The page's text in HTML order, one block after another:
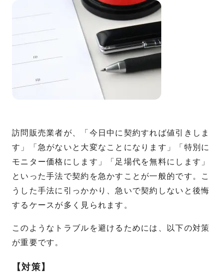
訪問販売業者が、「今日中に契約すれば値引きしま
す」「急がないと大変なことになります」「特別に
モニター価格にします」「足場代を無料にします」
といった手法で契約を急かすことが一般的です。こ
うした手法に引っかかり、急いで契約しないと後悔
するケースが多く見られます。
このようなトラブルを避けるためには、以下の対策
が重要です。
【対策】